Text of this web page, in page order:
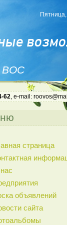
ВОС
62, e-mail:
страница
объявлений
сайта